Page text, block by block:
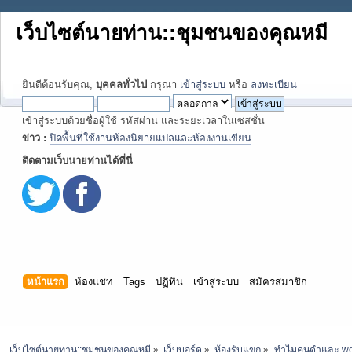
เว็บไซต์นายท่าน::ชุมชนของคุณหมี
ยินดีต้อนรับคุณ, บุคคลทั่วไป กรุณา เข้าสู่ระบบ หรือ ลงทะเบียน
เข้าสู่ระบบด้วยชื่อผู้ใช้ รหัสผ่าน และระยะเวลาในเซสชั่น
ข่าว : ปิดพื้นที่ใช้งานห้องนิยายแปลและห้องงานเขียน
ติดตามเว็บนายท่านได้ที่นี่
หน้าแรก ห้องแชท Tags ปฏิทิน เข้าสู่ระบบ สมัครสมาชิก
เว็บไซต์นายท่าน::ชุมชนของคุณหมี » เว็บบอร์ด » ห้องรับแขก » ทำไมคนดำและ